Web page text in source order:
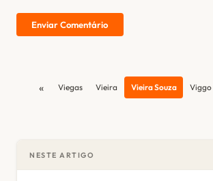
Enviar Comentário
« Viegas Vieira Vieira Souza Viggo
NESTE ARTIGO